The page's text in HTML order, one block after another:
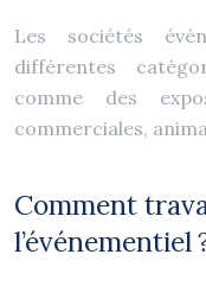
Les sociétés
différentes
comme des
commerciales,
Comment
l’événementiel